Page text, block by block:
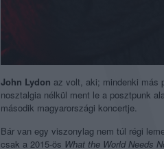
John Lydon az volt, aki; mindenki más
nosztalgia nélkül ment le a posztpunk
második magyarországi koncertje.
Bár van egy viszonylag nem túl régi
csak a 2015-ös What the World Needs